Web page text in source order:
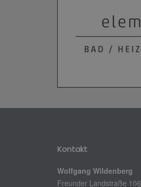
Kontakt
Wolfgang Wildenberg
Freunder Landstraße 106